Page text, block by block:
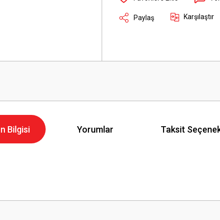
Paylaş Karşılaştır
Bilgisi Yorumlar Taksit